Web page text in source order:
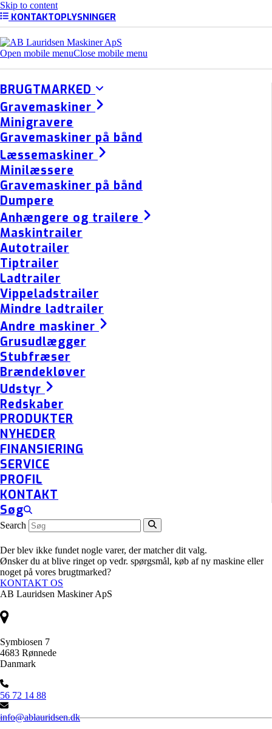
Skip to content
KONTAKTOPLYSNINGER
Open mobile menuClose mobile menu
BRUGTMARKED
Gravemaskiner
Minigravere
Gravemaskiner på bånd
Læssemaskiner
Minilæssere
Gravemaskiner på bånd
Dumpere
Anhængere og trailere
Maskintrailer
Autotrailer
Tiptrailer
Ladtrailer
Vippeladstrailer
Mindre ladtrailer
Andre maskiner
Grusudlægger
Stubfræser
Brændekløver
Udstyr
Redskaber
PRODUKTER
NYHEDER
FINANSIERING
SERVICE
PROFIL
KONTAKT
Søg
Search
Der blev ikke fundet nogle varer, der matcher dit valg.
Ønsker du at blive ringet op vedr. spørgsmål, køb af ny maskine eller
noget på vores brugtmarked?
KONTAKT OS
AB Lauridsen Maskiner ApS
Symbiosen 7
4683 Rønnede
Danmark
56 72 14 88
info@ablauridsen.dk